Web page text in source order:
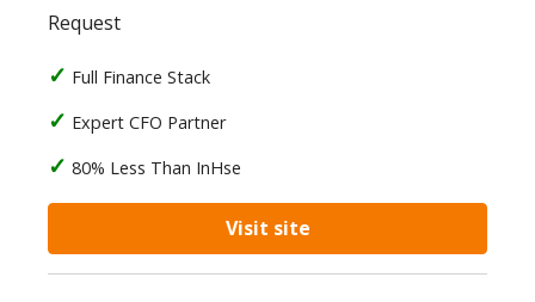
Request
Full Finance Stack
Expert CFO Partner
80% Less Than InHse
Visit site